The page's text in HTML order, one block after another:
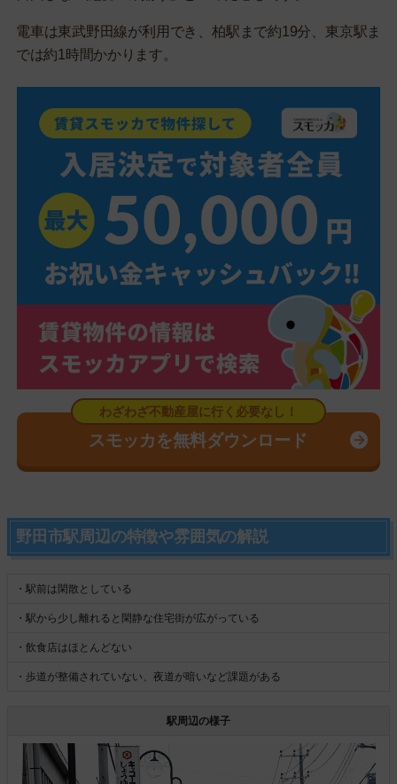
電車は東武野田線が利用でき、柏駅まで約19分、東京駅ま
では約1時間かかります。
スモッカを無料ダウンロード
野田市駅周辺の特徴や雰囲気の解説
・駅前は閑散としている
・駅から少し離れると閑静な住宅街が広がっている
・飲食店はほとんどない
・歩道が整備されていない、夜道が暗いなど課題がある
駅周辺の様子